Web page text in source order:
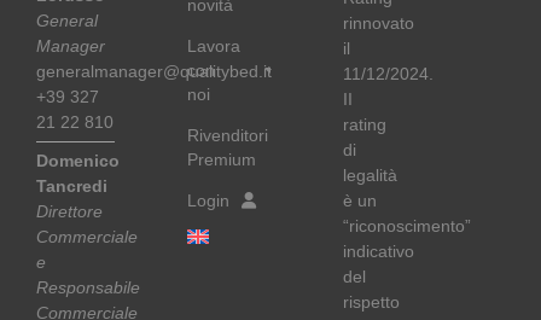
General
Manager
generalmanager@qualitybed.it
+39 327
21 22 810
Domenico
Tancredi
Direttore
Commerciale
e
Responsabile
Commerciale
novità
Lavora
con
noi
Rivenditori
Premium
Login
rinnovato
il
11/12/2024.
II
rating
di
legalità
è un
“riconoscimento”
indicativo
del
rispetto